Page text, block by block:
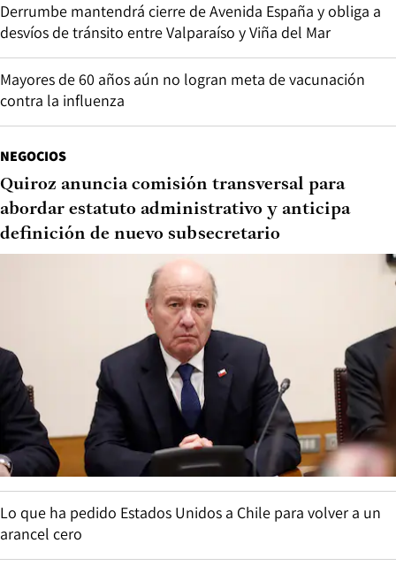
Derrumbe mantendrá cierre de Avenida España y obliga a
desvíos de tránsito entre Valparaíso y Viña del Mar
Mayores de 60 años aún no logran meta de vacunación
contra la influenza
NEGOCIOS
Quiroz anuncia comisión transversal para
abordar estatuto administrativo y anticipa
definición de nuevo subsecretario
Lo que ha pedido Estados Unidos a Chile para volver a un
arancel cero